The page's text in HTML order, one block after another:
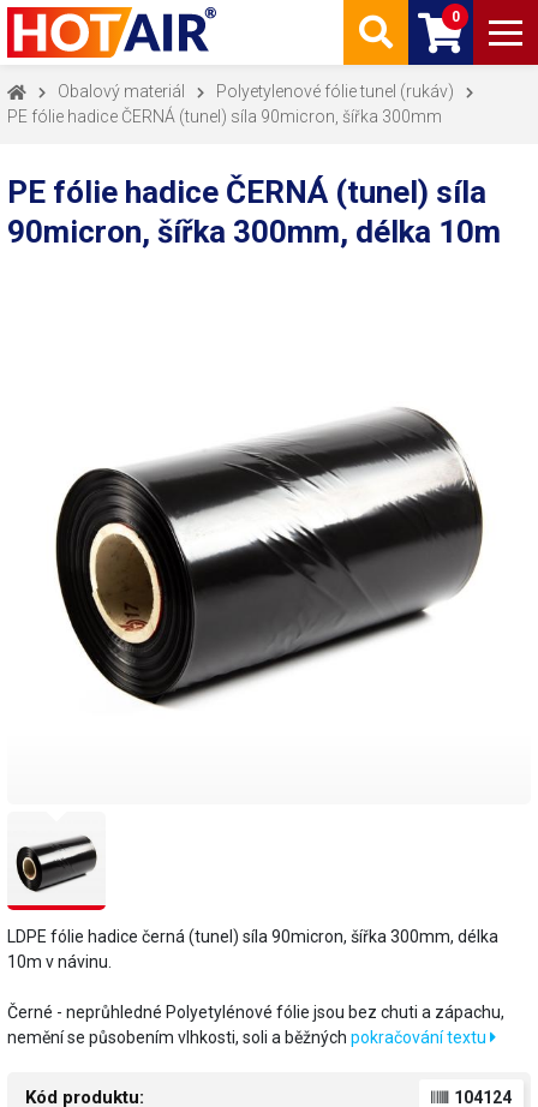
0
Obalový materiál
Polyetylenové fólie tunel (rukáv)
PE fólie hadice ČERNÁ (tunel) síla 90micron, šířka 300mm
PE fólie hadice ČERNÁ (tunel) síla
90micron, šířka 300mm, délka 10m
LDPE fólie hadice černá (tunel) síla 90micron, šířka 300mm, délka
10m v návinu.
Černé - neprůhledné ​Polyetylénové fólie jsou bez chuti a zápachu,
nemění se působením vlhkosti, soli a běžných pokračování textu
Kód produktu: 104124